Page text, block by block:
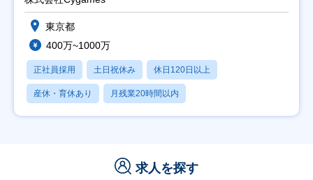
東京都
400万~1000万
正社員採用 土日祝休み 休日120日以上
産休・育休あり 月残業20時間以内
求人を探す